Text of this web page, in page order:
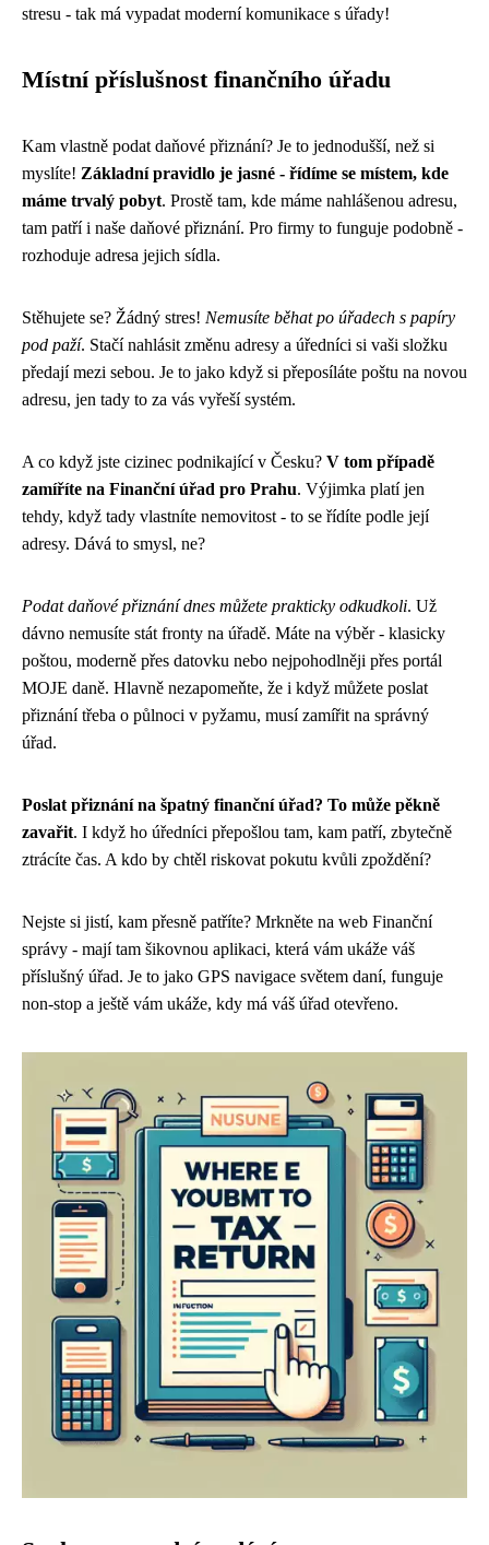
stresu - tak má vypadat moderní komunikace s úřady!
Místní příslušnost finančního úřadu
Kam vlastně podat daňové přiznání? Je to jednodušší, než si
myslíte! Základní pravidlo je jasné - řídíme se místem, kde
máme trvalý pobyt. Prostě tam, kde máme nahlášenou adresu,
tam patří i naše daňové přiznání. Pro firmy to funguje podobně -
rozhoduje adresa jejich sídla.
Stěhujete se? Žádný stres! Nemusíte běhat po úřadech s papíry
pod paží. Stačí nahlásit změnu adresy a úředníci si vaši složku
předají mezi sebou. Je to jako když si přeposíláte poštu na novou
adresu, jen tady to za vás vyřeší systém.
A co když jste cizinec podnikající v Česku? V tom případě
zamíříte na Finanční úřad pro Prahu. Výjimka platí jen
tehdy, když tady vlastníte nemovitost - to se řídíte podle její
adresy. Dává to smysl, ne?
Podat daňové přiznání dnes můžete prakticky odkudkoli. Už
dávno nemusíte stát fronty na úřadě. Máte na výběr - klasicky
poštou, moderně přes datovku nebo nejpohodlněji přes portál
MOJE daně. Hlavně nezapomeňte, že i když můžete poslat
přiznání třeba o půlnoci v pyžamu, musí zamířit na správný
úřad.
Poslat přiznání na špatný finanční úřad? To může pěkně
zavařit. I když ho úředníci přepošlou tam, kam patří, zbytečně
ztrácíte čas. A kdo by chtěl riskovat pokutu kvůli zpoždění?
Nejste si jistí, kam přesně patříte? Mrkněte na web Finanční
správy - mají tam šikovnou aplikaci, která vám ukáže váš
příslušný úřad. Je to jako GPS navigace světem daní, funguje
non-stop a ještě vám ukáže, kdy má váš úřad otevřeno.